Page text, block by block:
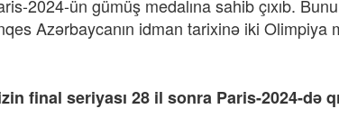
2024-ün gümüş medalına sahib çıxıb.
Azərbaycanın idman tarixinə iki Olimpiya
final seriyası 28 il sonra Paris-2024-də